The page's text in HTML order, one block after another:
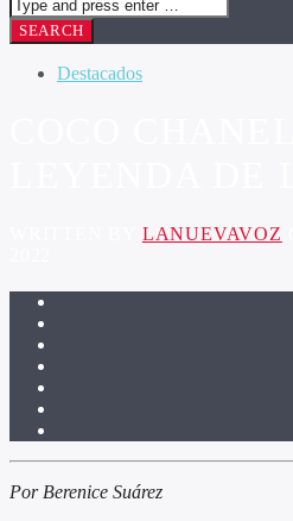
Destacados
LANUEVAVOZ
Por Berenice Suárez